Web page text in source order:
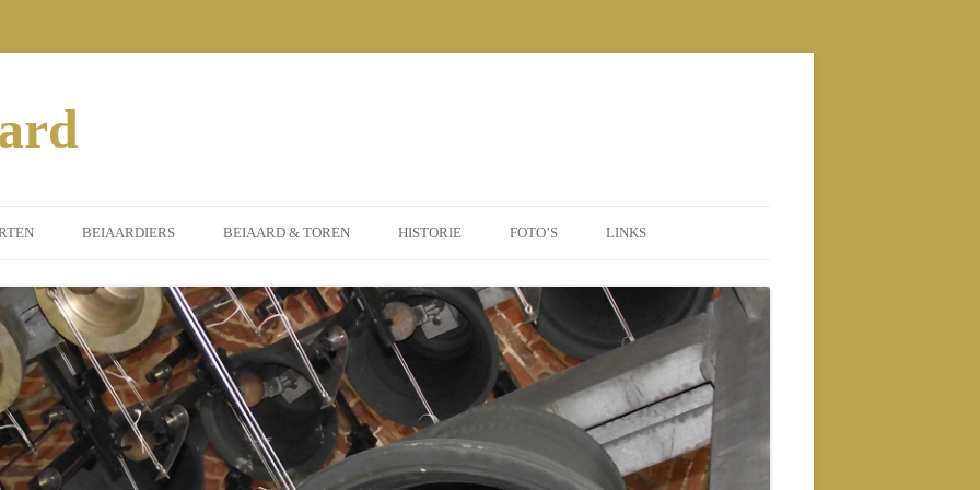
2014
2015
2016
BEIAARDIERS
DORPSBEIAARDIER
GASTBEIAARDIERS
BEIAARD & TOREN
INSTRUMENT
ST. PETRUS TOREN
HISTORIE FOTO’S
POSTERS
2010 NIEUWE BEIAARD
2010
LINKS